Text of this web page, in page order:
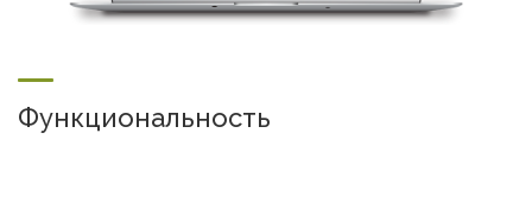
Функциональность